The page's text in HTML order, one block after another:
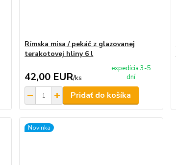
Rímska misa / pekáč z glazovanej
terakotovej hliny 6 l
42,00 EUR/ks
expedícia 3-5
dní
Pridať do košíka
Novinka